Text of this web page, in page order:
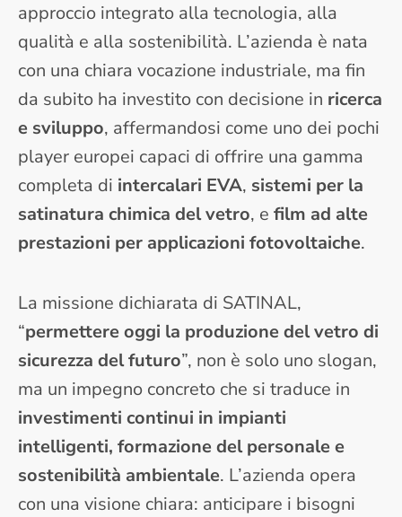
approccio integrato alla tecnologia, alla
qualità e alla sostenibilità. L’azienda è nata
con una chiara vocazione industriale, ma fin
da subito ha investito con decisione in ricerca
e sviluppo, affermandosi come uno dei pochi
player europei capaci di offrire una gamma
completa di intercalari EVA, sistemi per la
satinatura chimica del vetro, e film ad alte
prestazioni per applicazioni fotovoltaiche.
La missione dichiarata di SATINAL,
“permettere oggi la produzione del vetro di
sicurezza del futuro”, non è solo uno slogan,
ma un impegno concreto che si traduce in
investimenti continui in impianti
intelligenti, formazione del personale e
sostenibilità ambientale. L’azienda opera
con una visione chiara: anticipare i bisogni